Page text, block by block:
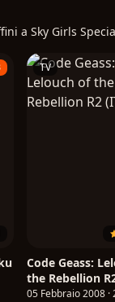
a Sky Girls
TV
Code Geass:
the Rebellion
05 Febbraio 2008 ·